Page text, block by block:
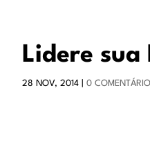
Lidere
28 NOV, 2014 |0